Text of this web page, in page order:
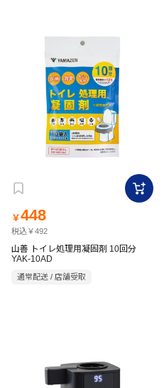
￥448
税込￥492
山善 トイレ処理用凝固剤 10回分
YAK-10AD
通常配送 / 店舗受取